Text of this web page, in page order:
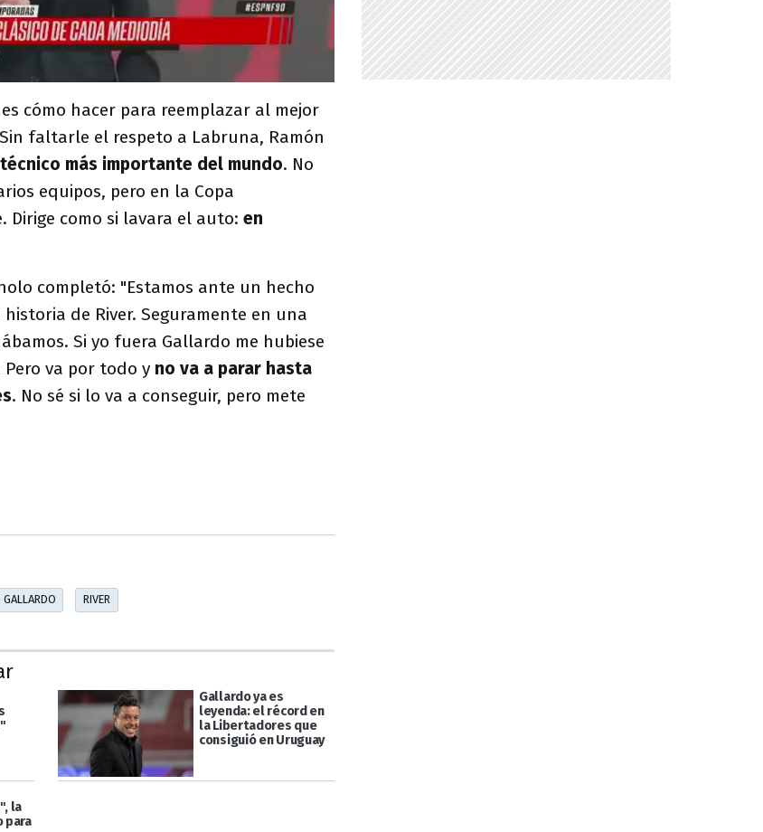
cómo hacer para reemplazar al mejor
faltarle el respeto a Labruna, Ramón
más importante del mundo. No
equipos, pero en la Copa
Dirige como si lavara el auto: en
completó: "Estamos ante un hecho
historia de River. Seguramente en una
Si yo fuera Gallardo me hubiese
va por todo y no va a parar hasta
. No sé si lo va a conseguir, pero mete
GALLARDO RIVER
Gallardo ya es
leyenda: el récord en
la Libertadores que
consiguió en Uruguay
la
para